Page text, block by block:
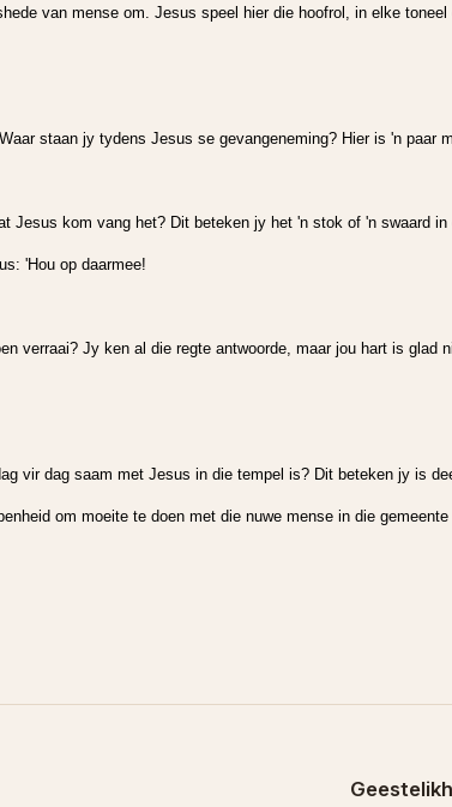
van mense om. Jesus speel hier die hoofrol, in elke
staan jy tydens Jesus se gevangeneming? Hier is 'n paar
Jesus kom vang het? Dit beteken jy het 'n stok of 'n swaard
'Hou op daarmee!
verraai? Jy ken al die regte antwoorde, maar jou hart is glad
vir dag saam met Jesus in die tempel is? Dit beteken jy is
om moeite te doen met die nuwe mense in die